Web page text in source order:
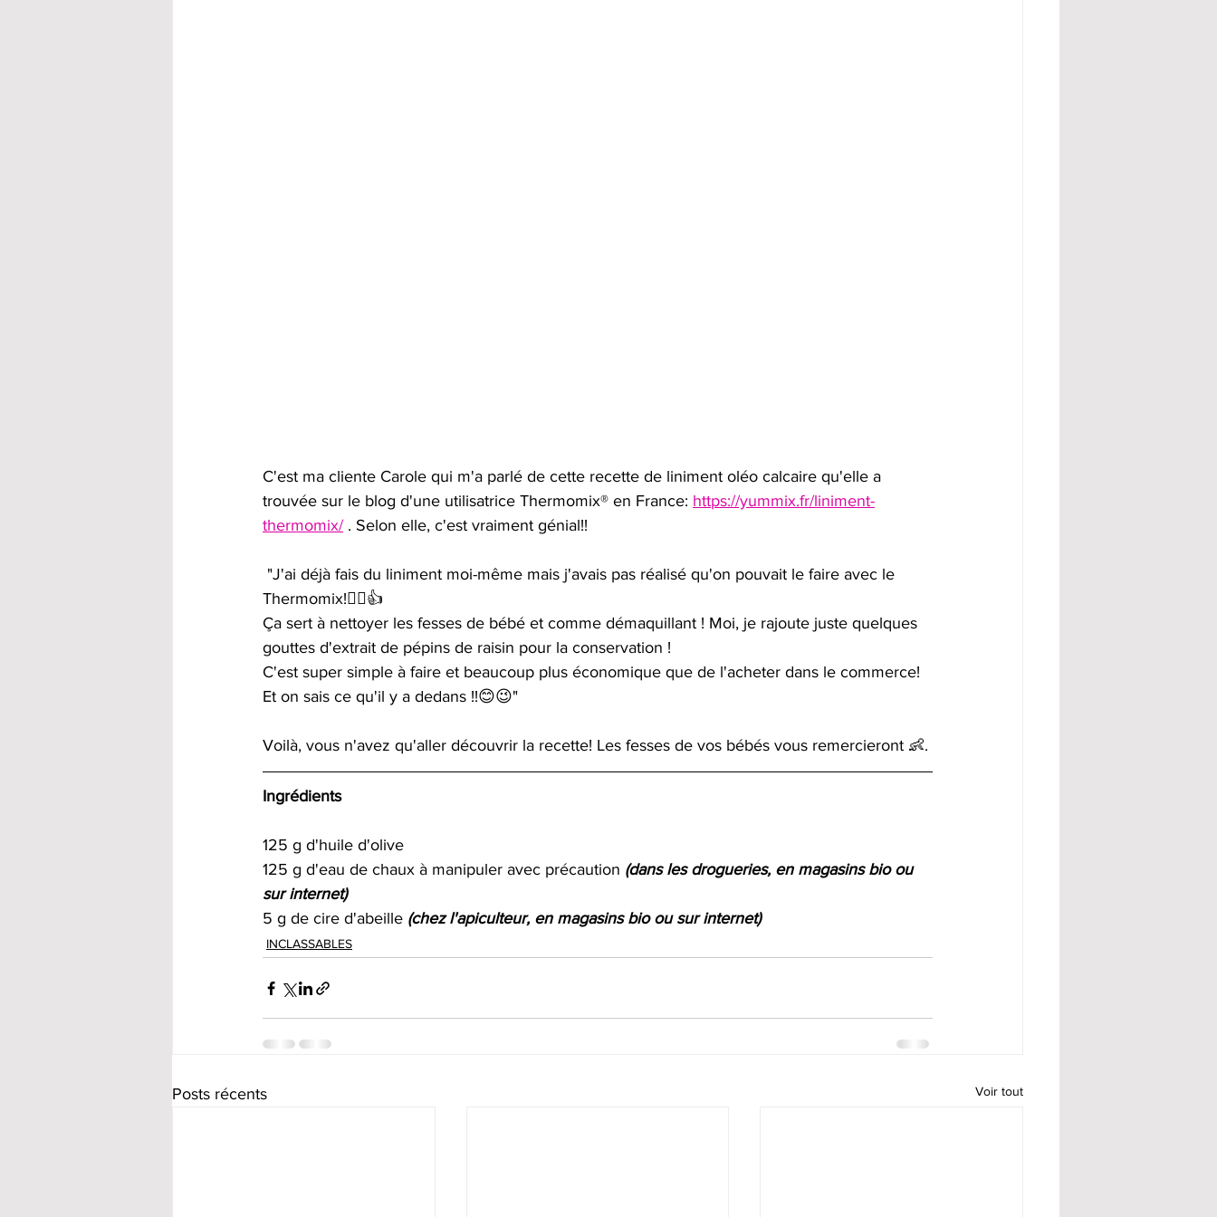
C'est ma cliente Carole qui m'a parlé de cette recette de liniment oléo calcaire qu'elle a
trouvée sur le blog d'une utilisatrice Thermomix® en France: https://yummix.fr/liniment-
thermomix/ . Selon elle, c'est vraiment génial!!
"J'ai déjà fais du liniment moi-même mais j'avais pas réalisé qu'on pouvait le faire avec le
Thermomix!🤦‍♀👍
Ça sert à nettoyer les fesses de bébé et comme démaquillant ! Moi, je rajoute juste quelques
gouttes d'extrait de pépins de raisin pour la conservation !
C'est super simple à faire et beaucoup plus économique que de l'acheter dans le commerce!
Et on sais ce qu'il y a dedans !!😊😉"
Voilà, vous n'avez qu'aller découvrir la recette! Les fesses de vos bébés vous remercieront 👶.
Ingrédients
125 g d'huile d'olive
125 g d'eau de chaux à manipuler avec précaution (dans les drogueries, en magasins bio ou
sur internet)
5 g de cire d'abeille (chez l'apiculteur, en magasins bio ou sur internet)
INCLASSABLES
Posts récents Voir tout